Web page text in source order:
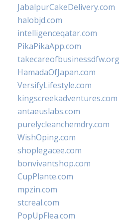
JabalpurCakeDelivery.com
halobjd.com
intelligenceqatar.com
PikaPikaApp.com
takecareofbusinessdfw.org
HamadaOfJapan.com
VersifyLifestyle.com
kingscreekadventures.com
antaeuslabs.com
purelycleanchemdry.com
WishOping.com
shoplegacee.com
bonvivantshop.com
CupPlante.com
mpzin.com
stcreal.com
PopUpFlea.com